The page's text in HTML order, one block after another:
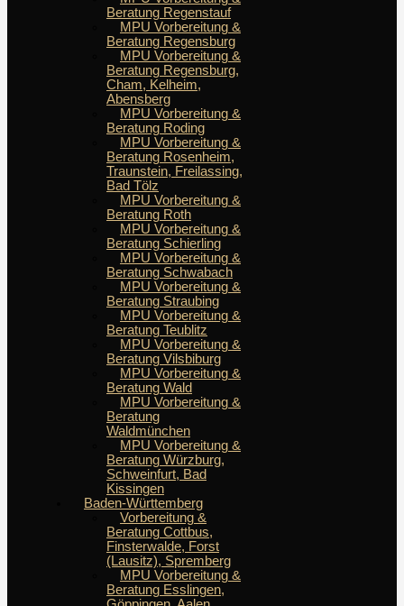
Beratung Regenstauf
MPU Vorbereitung &
Beratung Regensburg
MPU Vorbereitung &
Beratung Regensburg,
Cham, Kelheim,
Abensberg
MPU Vorbereitung &
Beratung Roding
MPU Vorbereitung &
Beratung Rosenheim,
Traunstein, Freilassing,
Bad Tölz
MPU Vorbereitung &
Beratung Roth
MPU Vorbereitung &
Beratung Schierling
MPU Vorbereitung &
Beratung Schwabach
MPU Vorbereitung &
Beratung Straubing
MPU Vorbereitung &
Beratung Teublitz
MPU Vorbereitung &
Beratung Vilsbiburg
MPU Vorbereitung &
Beratung Wald
MPU Vorbereitung &
Beratung
Waldmünchen
MPU Vorbereitung &
Beratung Würzburg,
Schweinfurt, Bad
Kissingen
Baden-Württemberg
Vorbereitung &
Beratung Cottbus,
Finsterwalde, Forst
(Lausitz), Spremberg
MPU Vorbereitung &
Beratung Esslingen,